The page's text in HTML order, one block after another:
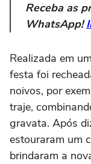
Receba as
WhatsApp!
Realizada em
festa foi
noivos, por
traje,
gravata. Após
estouraram um
brindaram a